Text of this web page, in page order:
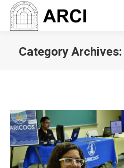
Category Archives: